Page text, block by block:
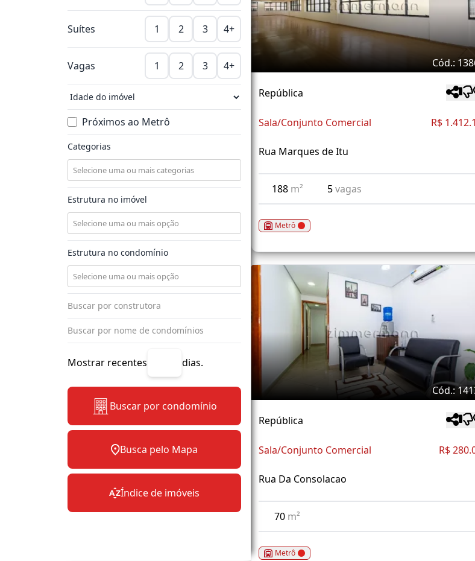
Suítes 1 2 3 4+
Vagas 1 2 3 4+
Próximos ao Metrô
Categorias
Estrutura no imóvel
Estrutura no condomínio
Mostrar recentes dias.
Buscar por condomínio
Busca pelo Mapa
Índice de imóveis
Cód.:
República
Sala/Conjunto Comercial R$
Rua Marques de Itu
188 m² 5vagas
Metrô
Cód.:
República
Sala/Conjunto Comercial R$
Rua Da Consolacao
70 m²
Metrô